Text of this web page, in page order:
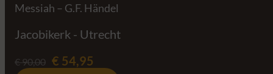
Messiah – G.F. Händel
Jacobikerk - Utrecht
€ 90,00 € 54,95